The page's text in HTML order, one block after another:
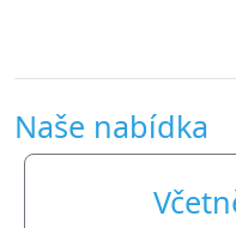
Naše nabídka